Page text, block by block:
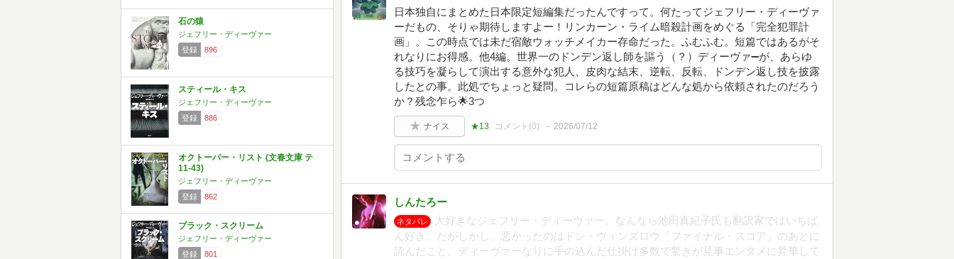
石の猿
ジェフリー・ディーヴァー
登録
896
スティール・キス
ジェフリー・ディーヴァー
登録
886
オクトーバー・リスト (文春文庫 テ
11-43)
ジェフリー・ディーヴァー
登録
862
ブラック・スクリーム
ジェフリー・ディーヴァー
登録
801
日本独自にまとめた日本限定短編集だったんですって。何たってジェフリー・ディーヴァ
ーだもの、そりゃ期待しますよー！リンカーン・ライム暗殺計画をめぐる「完全犯罪計
画」。この時点では未だ宿敵ウォッチメイカー存命だった。ふむふむ。短篇ではあるがそ
れなりにお得感。他4編。世界一のドンデン返し師を謳う（？）ディーヴァ➖が、あらゆ
る技巧を凝らして演出する意外な犯人、皮肉な結末、逆転、反転、ドンデン返し技を披露
したとの事。此処でちょっと疑問。コレらの短篇原稿はどんな処から依頼されたのだろう
か？残念乍ら🌟3つ
ナイス ★13 コメント(0) 2026/07/12
しんたろー
ネタバレ
大好きなジェフリー・ディーヴァー。なんなら池田真紀子氏も翻訳家ではいちば
ん好き。だがしかし、悪かったのはドン・ウィンズロウ「ファイナル・スコア」のあとに
読んだこと。ディーヴァーなりに手の込んだ仕掛け多数で驚きが見事エンタメに昇華して